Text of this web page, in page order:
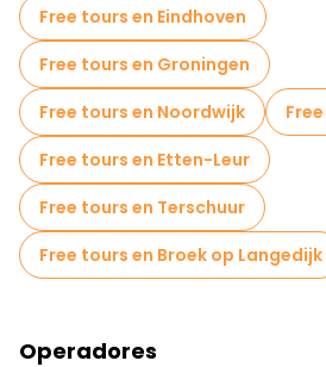
Free tours en Eindhoven
Free tours en Groningen
Free tours en Noordwijk
Free tours en Etten-Leur
Free tours en Terschuur
Free tours en Broek op Langedijk
Operadores